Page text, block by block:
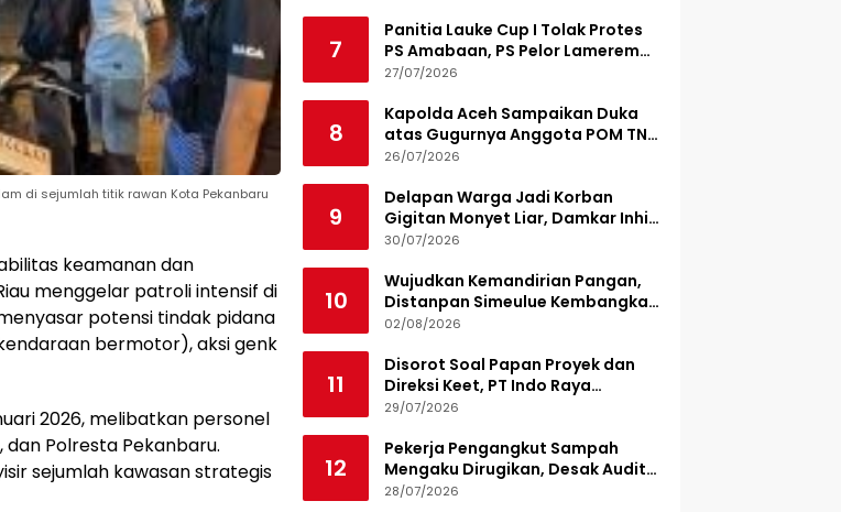
di sejumlah titik rawan Kota Pekanbaru
keamanan dan
menggelar patroli intensif di
potensi tindak pidana
bermotor), aksi genk
2026, melibatkan personel
Polresta Pekanbaru.
sejumlah kawasan strategis
7
Panitia Lauke Cup I Tolak Protes
PS Amabaan, PS Pelor Lamerem
Menang WO 3-0
27/07/2026
8
Kapolda Aceh Sampaikan Duka
atas Gugurnya Anggota POM TNI
Saat Bantu Kejar Bandar Narkoba
26/07/2026
9
Delapan Warga Jadi Korban
Gigitan Monyet Liar, Damkar Inhil
Turunkan 15 Personel
30/07/2026
10
Wujudkan Kemandirian Pangan,
Distanpan Simeulue Kembangkan
Demplot Hortikultura
02/08/2026
11
Disorot Soal Papan Proyek dan
Direksi Keet, PT Indo Raya
Kabenteng Berikan Penjelasan
29/07/2026
12
Pekerja Pengangkut Sampah
Mengaku Dirugikan, Desak Audit
Pengelolaan LPS di Pekanbaru
28/07/2026